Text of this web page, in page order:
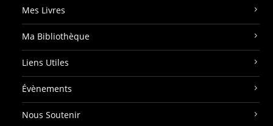
Mes Livres
Ma Bibliothèque
Liens Utiles
Évènements
Nous Soutenir